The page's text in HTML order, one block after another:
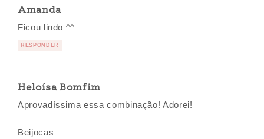
Amanda
Ficou lindo ^^
RESPONDER
Heloísa Bomfim
Aprovadíssima essa combinação! Adorei!
Beijocas